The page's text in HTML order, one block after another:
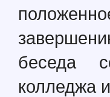
беседа
колледжа